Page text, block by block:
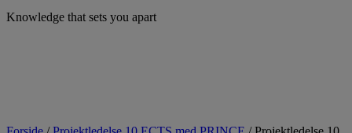
Knowledge that sets you apart